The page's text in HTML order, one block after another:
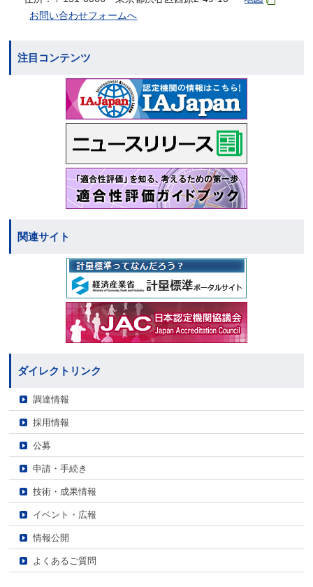
お問い合わせフォームへ
注目コンテンツ
関連サイト
ダイレクトリンク
調達情報
採用情報
公募
申請・手続き
技術・成果情報
イベント・広報
情報公開
よくあるご質問